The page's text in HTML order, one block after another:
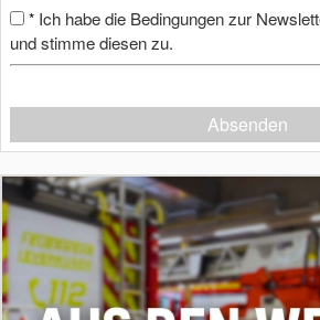
* Ich habe die Bedingungen zur
und stimme diesen zu.
Absenden